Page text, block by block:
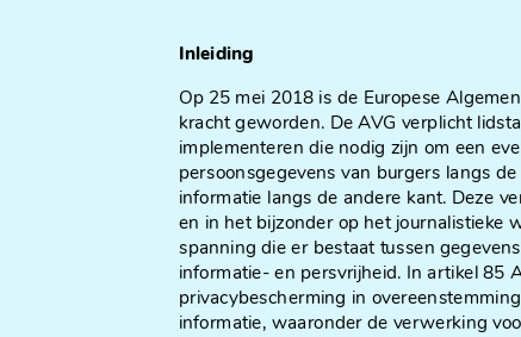
Inleiding
Op 25 mei 2018 is de Europese
kracht geworden. De AVG verplicht
implementeren die nodig zijn om een
persoonsgegevens van burgers langs
informatie langs de andere kant. Deze
en in het bijzonder op het journalistieke
spanning die er bestaat tussen
informatie- en persvrijheid. In artikel 85
privacybescherming in
informatie, waaronder de verwerking